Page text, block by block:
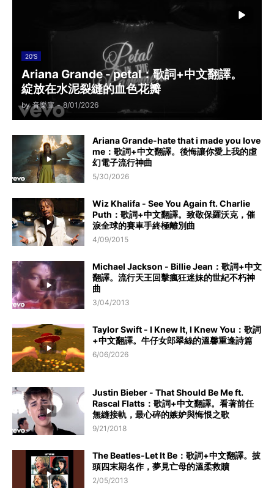
20'S
Ariana Grande - petal：歌詞+中文翻譯。
綻放在水泥裂縫的血色花瓣
by 音樂庫 - 8/01/2026
Ariana Grande-hate that i made you love
me：歌詞+中文翻譯。後悔讓你愛上我的虛
幻電子流行神曲
5/30/2026
Wiz Khalifa - See You Again ft. Charlie
Puth：歌詞+中文翻譯。致敬保羅沃克，催
淚全球的賽車手終極離別曲
4/09/2015
Michael Jackson - Billie Jean：歌詞+中文
翻譯。流行天王回擊瘋狂迷妹的世紀不朽神
曲
3/04/2013
Taylor Swift - I Knew It, I Knew You：歌詞
+中文翻譯。牛仔女郎翠絲的溫馨重逢詩篇
6/06/2026
Justin Bieber - That Should Be Me ft.
Rascal Flatts：歌詞+中文翻譯。看著前任
無縫接軌，最心碎的嫉妒與悔恨之歌
9/21/2018
The Beatles-Let It Be：歌詞+中文翻譯。披
頭四末期名作，夢見亡母的溫柔救贖
2/05/2013